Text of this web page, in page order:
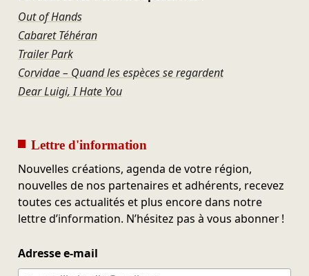
Out of Hands
Cabaret Téhéran
Trailer Park
Corvidae – Quand les espèces se regardent
Dear Luigi, I Hate You
Lettre d'information
Nouvelles créations, agenda de votre région,
nouvelles de nos partenaires et adhérents, recevez
toutes ces actualités et plus encore dans notre
lettre d’information. N’hésitez pas à vous abonner !
Adresse e-mail